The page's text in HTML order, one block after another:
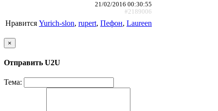
21/02/2016 00:30:55
#2189006
Нравится Yurich-slon, rupert, Пефон, Laureen
×
Отправить U2U
Тема: